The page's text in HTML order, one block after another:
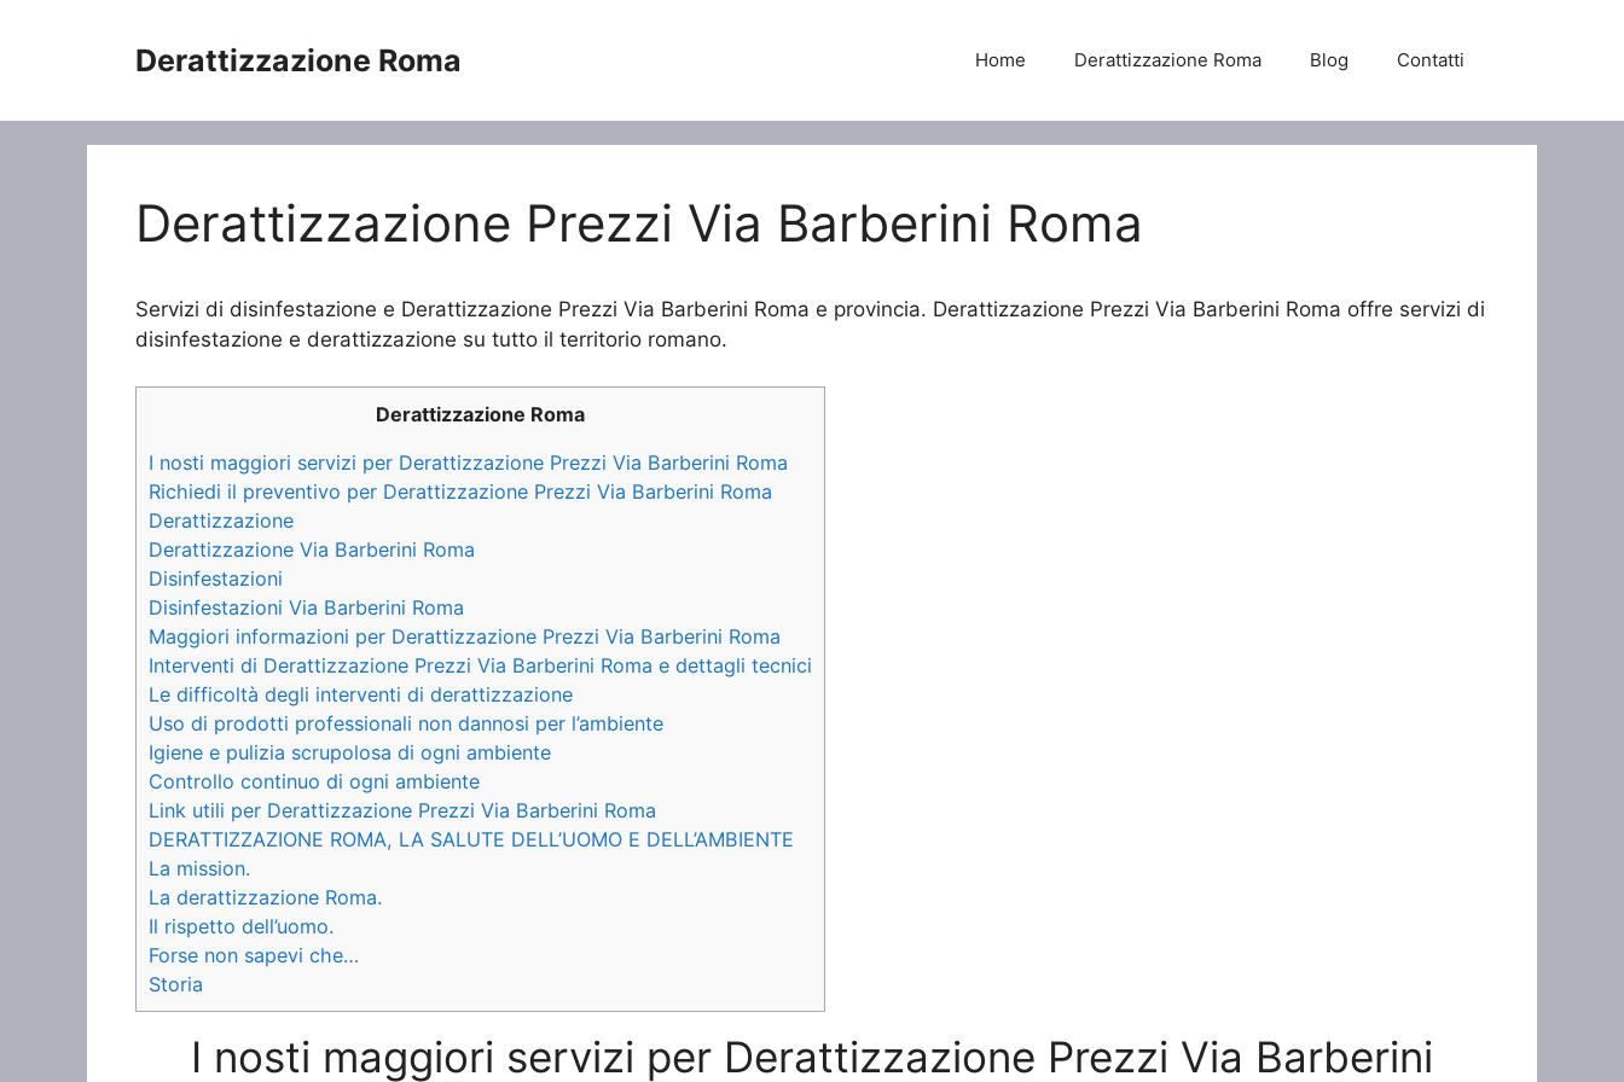
Derattizzazione Roma Home Derattizzazione Roma Blog Contatti
Derattizzazione Prezzi Via Barberini Roma
Servizi di disinfestazione e Derattizzazione Prezzi Via Barberini Roma e provincia. Derattizzazione Prezzi Via Barberini Roma offre servizi di
disinfestazione e derattizzazione su tutto il territorio romano.
Derattizzazione Roma
I nosti maggiori servizi per Derattizzazione Prezzi Via Barberini Roma
Richiedi il preventivo per Derattizzazione Prezzi Via Barberini Roma
Derattizzazione
Derattizzazione Via Barberini Roma
Disinfestazioni
Disinfestazioni Via Barberini Roma
Maggiori informazioni per Derattizzazione Prezzi Via Barberini Roma
Interventi di Derattizzazione Prezzi Via Barberini Roma e dettagli tecnici
Le difficoltà degli interventi di derattizzazione
Uso di prodotti professionali non dannosi per l’ambiente
Igiene e pulizia scrupolosa di ogni ambiente
Controllo continuo di ogni ambiente
Link utili per Derattizzazione Prezzi Via Barberini Roma
DERATTIZZAZIONE ROMA, LA SALUTE DELL’UOMO E DELL’AMBIENTE
La mission.
La derattizzazione Roma.
Il rispetto dell’uomo.
Forse non sapevi che…
Storia
I nosti maggiori servizi per Derattizzazione Prezzi Via Barberini